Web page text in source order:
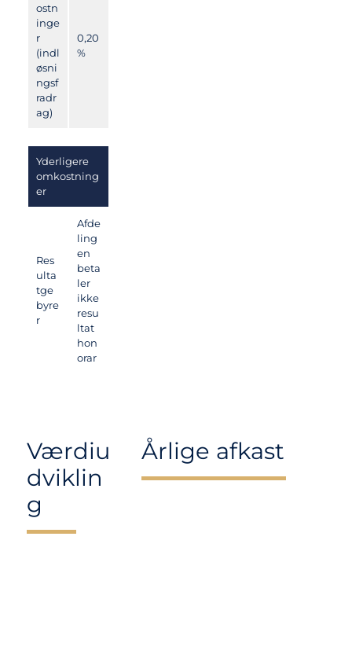
ostn
inge
r
(indl
øsni
ngsf
radr
ag)
0,20
%
Yderligere
omkostning
er
Res
ulta
tge
byre
r
Afde
ling
en
beta
ler
ikke
resu
ltat
hon
orar
Værdiu
dviklin
g
Årlige afkast